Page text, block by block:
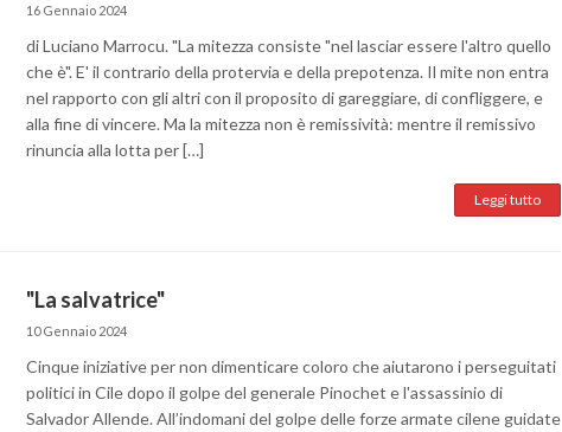
16 Gennaio 2024
di Luciano Marrocu. "La mitezza consiste "nel lasciar essere l'altro quello
che è". E' il contrario della protervia e della prepotenza. Il mite non entra
nel rapporto con gli altri con il proposito di gareggiare, di confliggere, e
alla fine di vincere. Ma la mitezza non è remissività: mentre il remissivo
rinuncia alla lotta per […]
Leggi tutto
"La salvatrice"
10 Gennaio 2024
Cinque iniziative per non dimenticare coloro che aiutarono i perseguitati
politici in Cile dopo il golpe del generale Pinochet e l'assassinio di
Salvador Allende. All’indomani del golpe delle forze armate cilene guidate